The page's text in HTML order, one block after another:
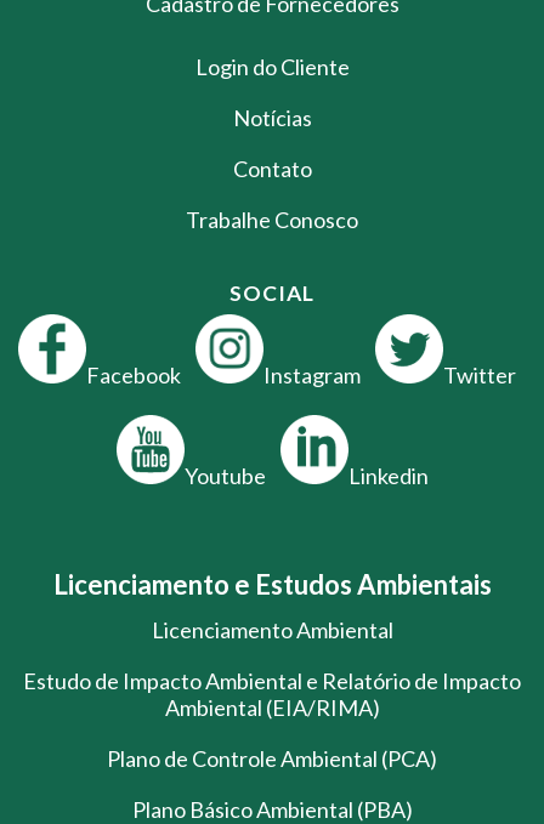
Login do Cliente
Notícias
Contato
Trabalhe Conosco
SOCIAL
Facebook Instagram Twitter
Youtube Linkedin
Licenciamento e Estudos Ambientais
Licenciamento Ambiental
Estudo de Impacto Ambiental e Relatório de Impacto
Ambiental (EIA/RIMA)
Plano de Controle Ambiental (PCA)
Plano Básico Ambiental (PBA)